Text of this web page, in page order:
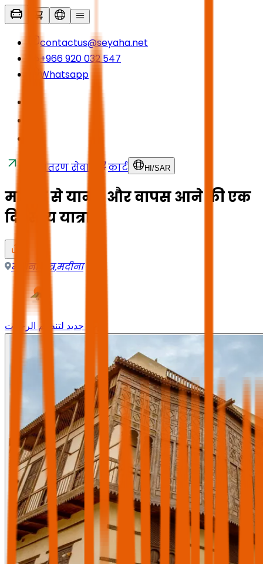
contactus@seyaha.net
+966 920 032 547
Whatsapp
स्थानांतरण सेवाएं कार्ट HI /SAR
मदीना से यानबू और वापस आने की एक
दिवसीय यात्रा
मदीना क्षेत्र,मदीना
وجه جديد لتنظيم الرحلات